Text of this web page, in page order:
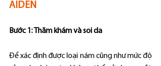
AIDEN
Bước 1: Thăm khám và soi da
Để xác định được loại nám cũng như mức độ